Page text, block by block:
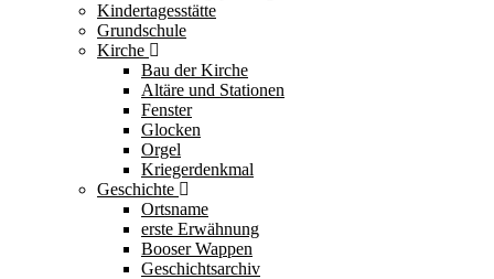
Kindertagesstätte
Grundschule
Kirche
Bau der Kirche
Altäre und Stationen
Fenster
Glocken
Orgel
Kriegerdenkmal
Geschichte
Ortsname
erste Erwähnung
Booser Wappen
Geschichtsarchiv